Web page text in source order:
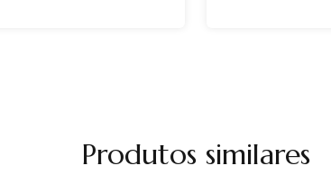
Produtos similares